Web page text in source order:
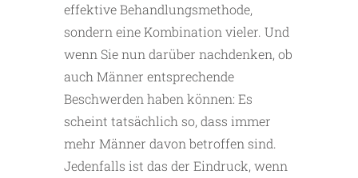
effektive Behandlungsmethode,
sondern eine Kombination vieler. Und
wenn Sie nun darüber nachdenken, ob
auch Männer entsprechende
Beschwerden haben können: Es
scheint tatsächlich so, dass immer
mehr Männer davon betroffen sind.
Jedenfalls ist das der Eindruck, wenn